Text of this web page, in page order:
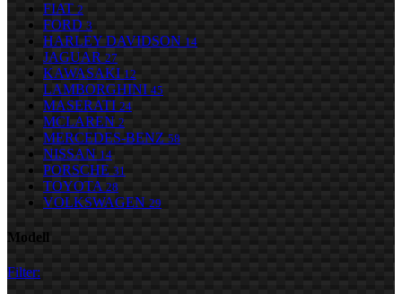
FIAT 2
FORD 3
HARLEY DAVIDSON 14
JAGUAR 27
KAWASAKI 12
LAMBORGHINI 45
MASERATI 24
MCLAREN 2
MERCEDES-BENZ 58
NISSAN 14
PORSCHE 31
TOYOTA 28
VOLKSWAGEN 29
Modell
Filter: